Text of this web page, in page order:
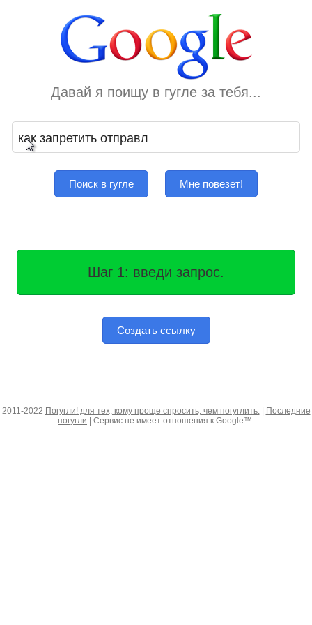
Давай я поищу в гугле за тебя...
Поиск в гугле Мне повезет!
Шаг 1: введи запрос.
Создать ссылку
2011-2022 Погугли! для тех, кому проще спросить, чем погуглить.|
Последние
погугли | Сервис не имеет отношения к Google™.